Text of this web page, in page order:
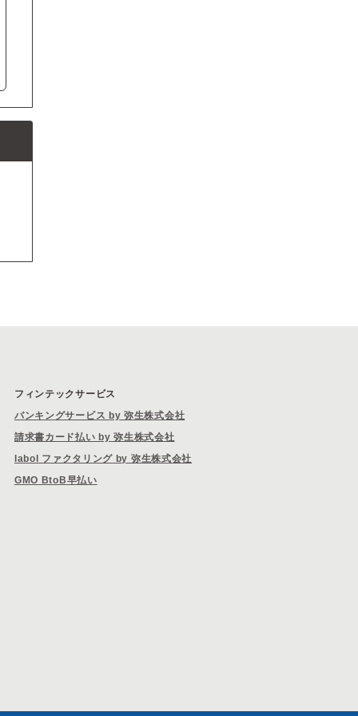
フィンテックサービス
バンキングサービス by 弥生株式会社
請求書カード払い by 弥生株式会社
labol ファクタリング by 弥生株式会社
GMO BtoB早払い